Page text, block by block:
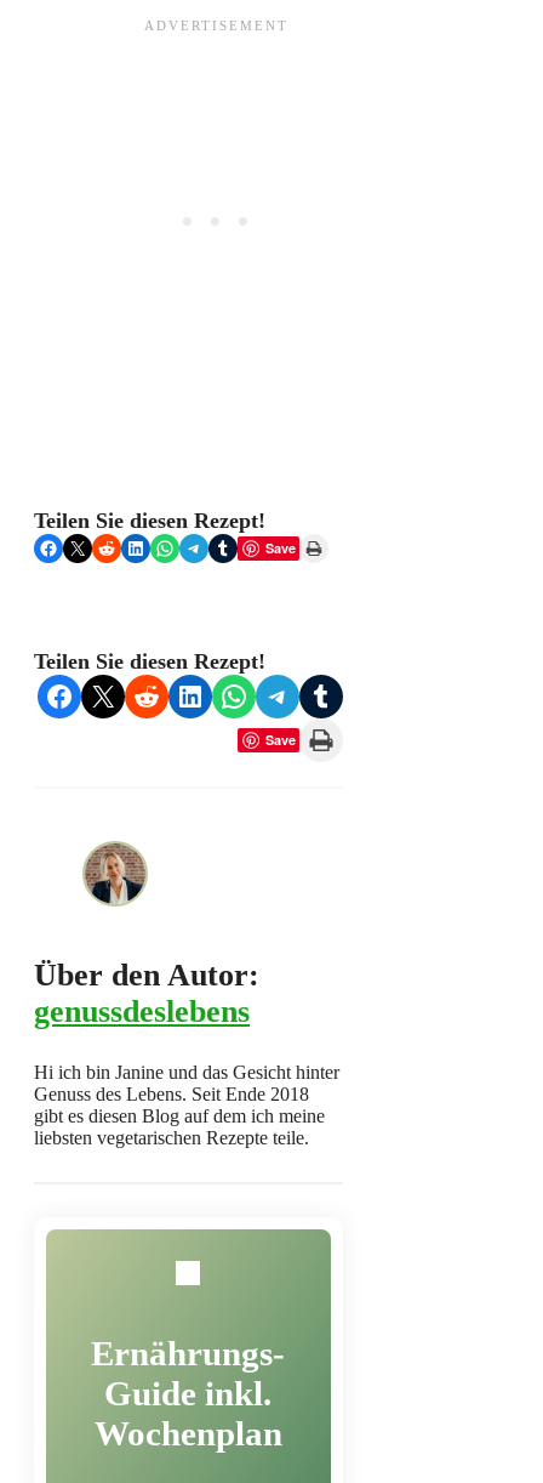
Teilen Sie diesen Rezept!
Share on Facebook
Share on X Share on RedditShare on LinkedIn
Share on WhatsApp
Share on Telegram
Share on TumblrSave Print this Page
Teilen Sie diesen Rezept!
Share on Facebook
Share on X Share on RedditShare on LinkedIn
Share on WhatsApp
Share on Telegram
Share on Tumblr
Save Print this Page
Über den Autor:
genussdeslebens
Hi ich bin Janine und das Gesicht hinter
Genuss des Lebens. Seit Ende 2018
gibt es diesen Blog auf dem ich meine
liebsten vegetarischen Rezepte teile.
Ernährungs-
Guide inkl.
Wochenplan